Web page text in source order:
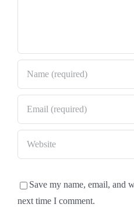
Save my name, email, and
next time I comment.